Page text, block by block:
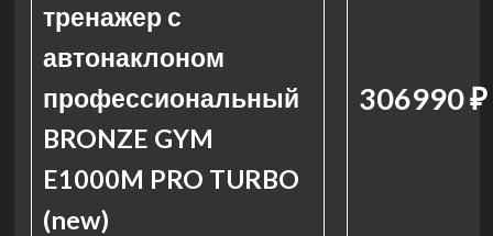
тренажер с
автонаклоном
профессиональный
BRONZE GYM
E1000M PRO TURBO
(new)
306990 ₽